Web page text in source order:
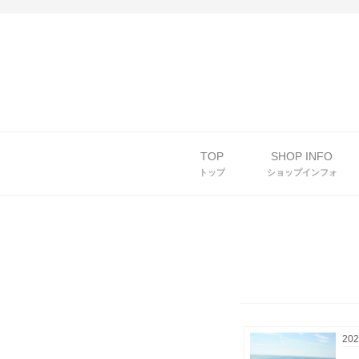
TOP
トップ
SHOP INFO
ショップインフォ